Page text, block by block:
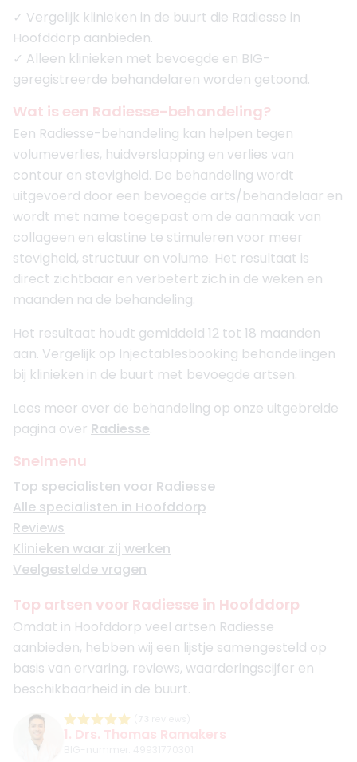
✓ Vergelijk klinieken in de buurt die Radiesse in
Hoofddorp aanbieden.
✓ Alleen klinieken met bevoegde en BIG-
geregistreerde behandelaren worden getoond.
Wat is een Radiesse-behandeling?
Een Radiesse-behandeling kan helpen tegen
volumeverlies, huidverslapping en verlies van
contour en stevigheid. De behandeling wordt
uitgevoerd door een bevoegde arts/behandelaar en
wordt met name toegepast om de aanmaak van
collageen en elastine te stimuleren voor meer
stevigheid, structuur en volume. Het resultaat is
direct zichtbaar en verbetert zich in de weken en
maanden na de behandeling.
Het resultaat houdt gemiddeld 12 tot 18 maanden
aan. Vergelijk op Injectablesbooking behandelingen
bij klinieken in de buurt met bevoegde artsen.
Lees meer over de behandeling op onze uitgebreide
pagina over Radiesse.
Snelmenu
Top specialisten voor Radiesse
Alle specialisten in Hoofddorp
Reviews
Klinieken waar zij werken
Veelgestelde vragen
Top artsen voor Radiesse in Hoofddorp
Omdat in Hoofddorp veel artsen Radiesse
aanbieden, hebben wij een lijstje samengesteld op
basis van ervaring, reviews, waarderingscijfer en
beschikbaarheid in de buurt.
1. Drs. Thomas Ramakers